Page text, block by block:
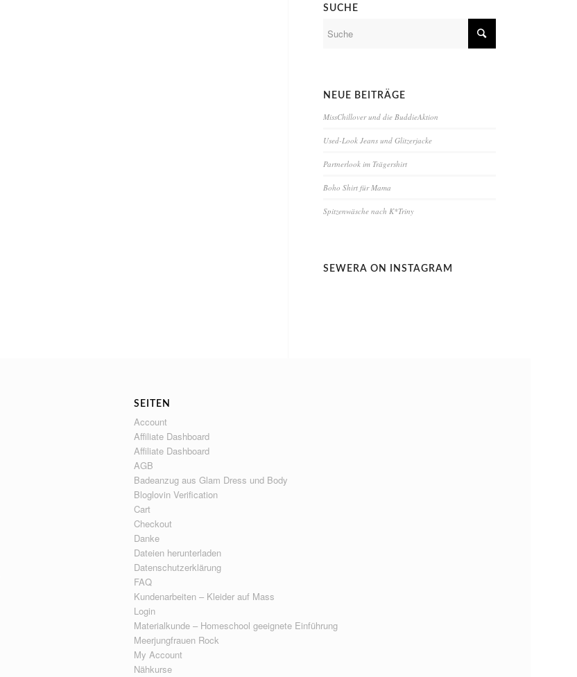
SUCHE
NEUE BEITRÄGE
MissChillover und die BuddieAktion
Used-Look Jeans und Glitzerjacke
Partnerlook im Trägershirt
Boho Shirt für Mama
Spitzenwäsche nach K*Triny
SEWERA ON INSTAGRAM
SEITEN
Account
Affiliate Dashboard
Affiliate Dashboard
AGB
Badeanzug aus Glam Dress und Body
Bloglovin Verification
Cart
Checkout
Danke
Dateien herunterladen
Datenschutzerklärung
FAQ
Kundenarbeiten – Kleider auf Mass
Login
Materialkunde – Homeschool geeignete Einführung
Meerjungfrauen Rock
My Account
Nähkurse